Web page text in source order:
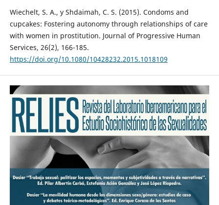
Wiechelt, S. A., y Shdaimah, C. S. (2015). Condoms and
cupcakes: Fostering autonomy through relationships of care
with women in prostitution. Journal of Progressive Human
Services, 26(2), 166-185.
https://doi.org/10.1080/10428232.2015.1018109